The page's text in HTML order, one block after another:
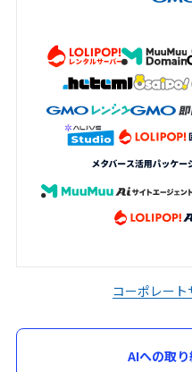
コーポレート
AIへの取